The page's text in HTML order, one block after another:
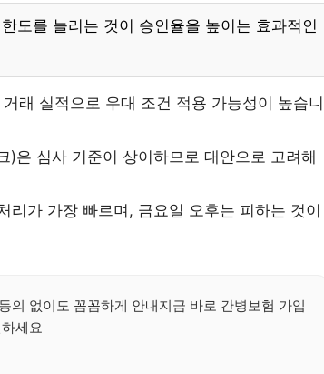
도를 늘리는 것이 승인율을 높이는 효과적인
래 실적으로 우대 조건 적용 가능성이 높습니
)은 심사 기준이 상이하므로 대안으로 고려해
리가 가장 빠르며, 금요일 오후는 피하는 것이
의 없이도 꼼꼼하게 안내지금 바로 간병보험 가입
세요